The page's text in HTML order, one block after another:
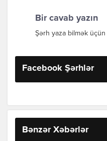
Bir cavab yazın
Şərh yaza bilmək üçün
Facebook Şərhlər
Bənzər Xəbərlər